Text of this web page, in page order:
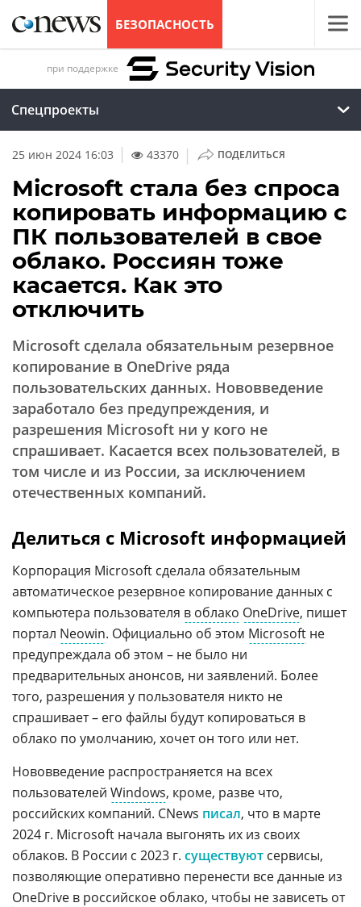
БЕЗОПАСНОСТЬ
при поддержке
Спецпроекты
25 июн 2024 16:03 43370 | ПОДЕЛИТЬСЯ
Microsoft стала без спроса
копировать информацию с
ПК пользователей в свое
облако. Россиян тоже
касается. Как это
отключить
Microsoft сделала обязательным резервное
копирование в OneDrive ряда
пользовательских данных. Нововведение
заработало без предупреждения, и
разрешения Microsoft ни у кого не
спрашивает. Касается всех пользователей, в
том числе и из России, за исключением
отечественных компаний.
Делиться с Microsoft информацией
Корпорация Microsoft сделала обязательным
автоматическое резервное копирование данных с
компьютера пользователя в облако OneDrive, пишет
портал Neowin. Официально об этом Microsoft не
предупреждала об этом – не было ни
предварительных анонсов, ни заявлений. Более
того, разрешения у пользователя никто не
спрашивает – его файлы будут копироваться в
облако по умолчанию, хочет он того или нет.
Нововведение распространяется на всех
пользователей Windows, кроме, разве что,
российских компаний. CNews писал, что в марте
2024 г. Microsoft начала выгонять их из своих
облаков. В России с 2023 г. существуют сервисы,
позволяющие оперативно перенести все данные из
OneDrive в российское облако, чтобы не зависеть от